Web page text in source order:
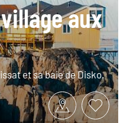
aux
et sa baie de Disko.